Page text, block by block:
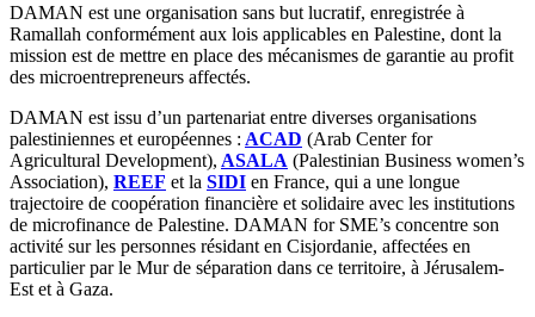
DAMAN est une organisation sans but lucratif, enregistrée à
Ramallah conformément aux lois applicables en Palestine, dont la
mission est de mettre en place des mécanismes de garantie au profit
des microentrepreneurs affectés.
DAMAN est issu d’un partenariat entre diverses organisations
palestiniennes et européennes : ACAD (Arab Center for
Agricultural Development), ASALA (Palestinian Business women’s
Association), REEF et la SIDI en France, qui a une longue
trajectoire de coopération financière et solidaire avec les institutions
de microfinance de Palestine. DAMAN for SME’s concentre son
activité sur les personnes résidant en Cisjordanie, affectées en
particulier par le Mur de séparation dans ce territoire, à Jérusalem-
Est et à Gaza.